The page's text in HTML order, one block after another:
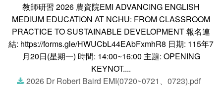
教師研習 2026 農資院EMI ADVANCING ENGLISH
MEDIUM EDUCATION AT NCHU: FROM CLASSROOM
PRACTICE TO SUSTAINABLE DEVELOPMENT 報名連
結: https://forms.gle/HWUCbL44EAbFxmhR8 日期: 115年7
月20日(星期一) 時間: 14:00~16:00 主題: OPENING
KEYNOT....
2026 Dr Robert Baird EMI(0720~0721、0723).pdf